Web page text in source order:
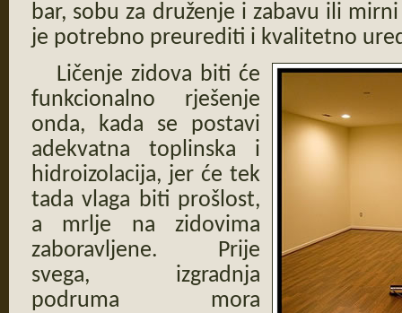
bar, sobu za druženje i zabavu ili
je potrebno preurediti i kvalitetno
Ličenje zidova biti će
funkcionalno rješenje
onda, kada se postavi
adekvatna toplinska i
hidroizolacija, jer će tek
tada vlaga biti prošlost,
a mrlje na zidovima
zaboravljene. Prije
svega, izgradnja
podruma mora